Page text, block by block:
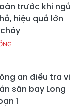
trước khi ngủ
hiệu quả lớn
an điều tra vi
sân bay Long
1